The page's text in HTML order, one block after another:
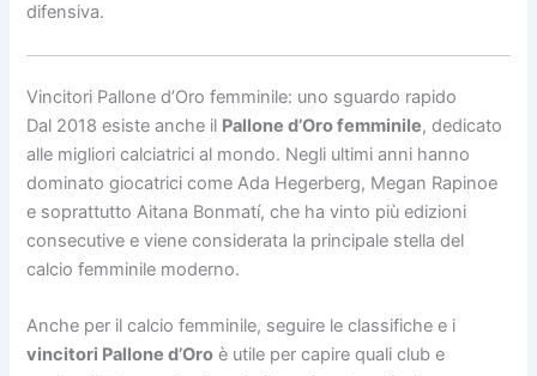
difensiva.
Vincitori Pallone d’Oro femminile: uno sguardo rapido
Dal 2018 esiste anche il Pallone d’Oro femminile, dedicato
alle migliori calciatrici al mondo. Negli ultimi anni hanno
dominato giocatrici come Ada Hegerberg, Megan Rapinoe
e soprattutto Aitana Bonmatí, che ha vinto più edizioni
consecutive e viene considerata la principale stella del
calcio femminile moderno.
Anche per il calcio femminile, seguire le classifiche e i
vincitori Pallone d’Oro è utile per capire quali club e